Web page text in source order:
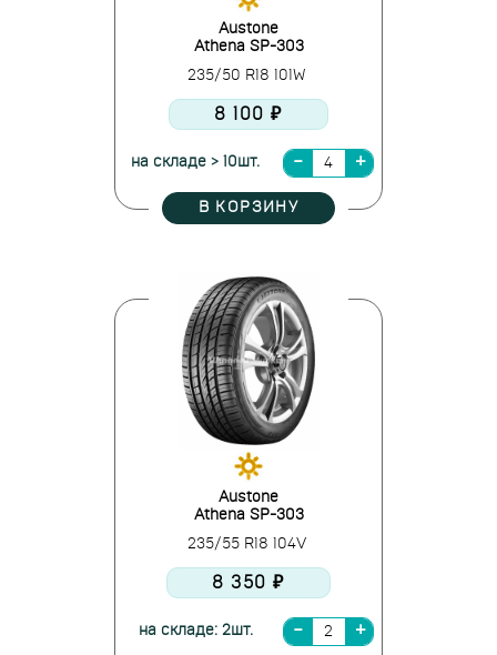
Austone
Athena SP-303
235/50 R18 101W
8 100 ₽
на складе > 10шт.
В КОРЗИНУ
Austone
Athena SP-303
235/55 R18 104V
8 350 ₽
на складе: 2шт.